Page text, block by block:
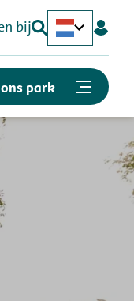
bij
Deutsch
English
park